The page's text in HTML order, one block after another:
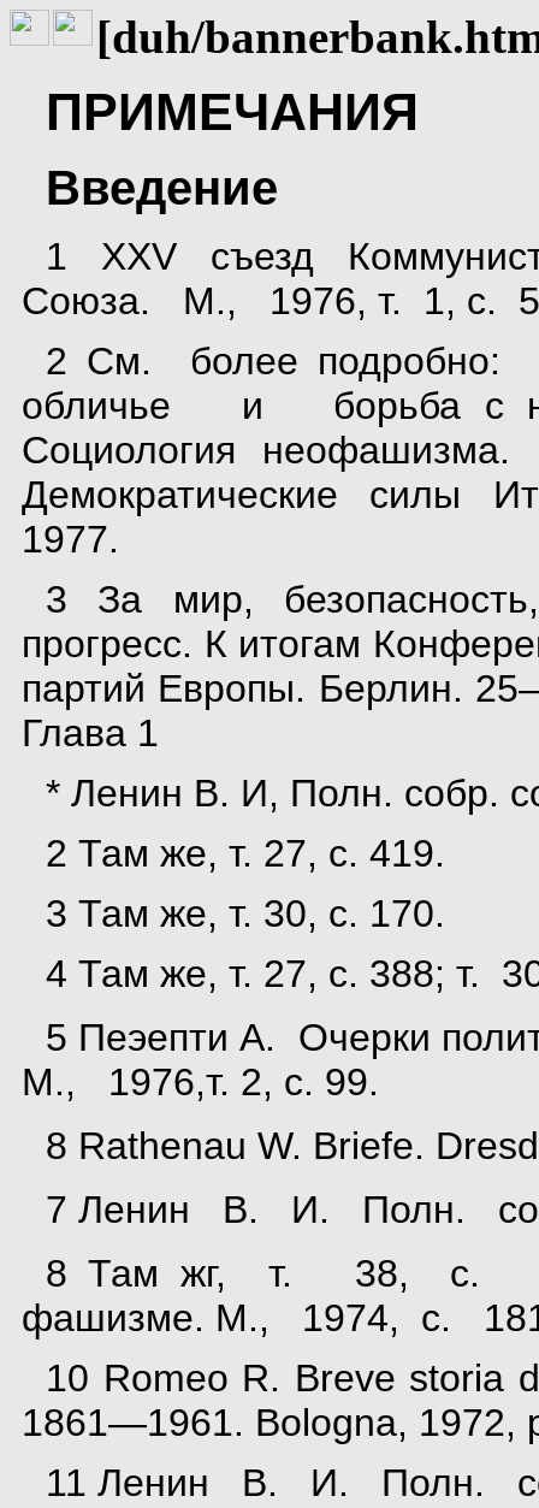
[duh/
ПРИМЕЧАНИЯ
Введение
1 XXV съезд
Союза. М., 1976, т. 1, с.
2 См. более
обличье и борьба с
Социология
Демократические силы
1977.
3 За мир,
прогресс. К итогам
партий Европы. Берлин.
Глава 1
* Ленин В. И, Полн. собр.
2 Там же, т. 27, с. 419.
3 Там же, т. 30, с. 170.
4 Там же, т. 27, с. 388; т.
5 Пеэепти А. Очерки
М., 1976,т. 2, с. 99.
8 Rathenau W. Briefe.
7 Ленин В. И. Полн.
8 Там жг, т. 38, с.
фашизме. М., 1974, с.
10 Romeo R. Breve
1861—1961. Bologna, 1972,
11 Ленин В. И. Полн.